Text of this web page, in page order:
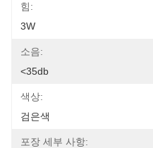
힘:
3W
소음:
<35db
색상:
검은색
포장 세부 사항: